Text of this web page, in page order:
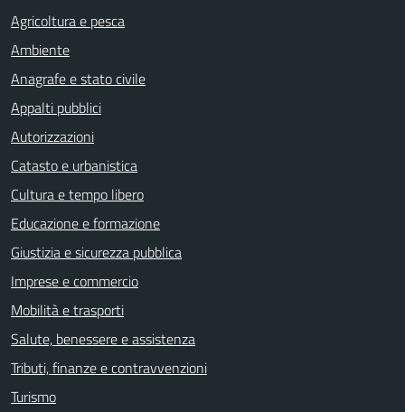
Agricoltura e pesca
Ambiente
Anagrafe e stato civile
Appalti pubblici
Autorizzazioni
Catasto e urbanistica
Cultura e tempo libero
Educazione e formazione
Giustizia e sicurezza pubblica
Imprese e commercio
Mobilità e trasporti
Salute, benessere e assistenza
Tributi, finanze e contravvenzioni
Turismo